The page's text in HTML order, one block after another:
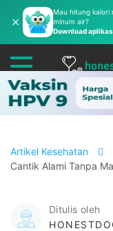
✕
Mau hitung kalori
minum air?
Download
Artikel Kesehatan
Cantik Alami Tanpa
Ditulis oleh